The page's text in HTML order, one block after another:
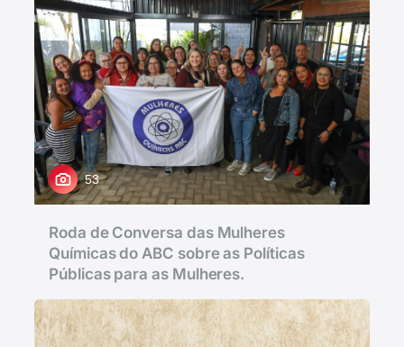
53
Roda de Conversa das Mulheres
Químicas do ABC sobre as Políticas
Públicas para as Mulheres.